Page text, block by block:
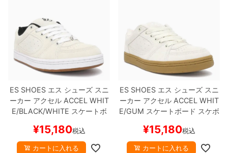
ES SHOESエス シューズ スニ
ーカー アクセルACCEL WHIT
E/BLACK/WHITE スケートボ
¥15,180税込
カートに入れる
ES SHOESエス シューズ スニ
ーカー アクセルACCEL WHIT
E/GUM スケートボード スケボ
¥15,180税込
カートに入れる